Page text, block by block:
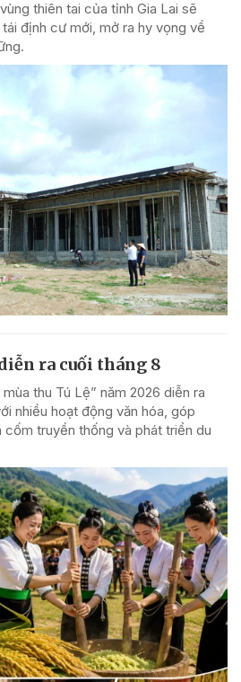
thiên tai của tỉnh Gia Lai sẽ
định cư mới, mở ra hy vọng về
ra cuối tháng 8
thu Tú Lệ” năm 2026 diễn ra
nhiều hoạt động văn hóa, góp
cốm truyền thống và phát triển du